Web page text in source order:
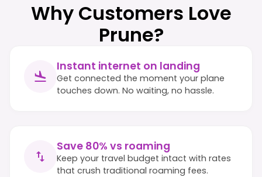
Why Customers Love
Prune?
Instant internet on landing
Get connected the moment your plane
touches down. No waiting, no hassle.
Save 80% vs roaming
Keep your travel budget intact with rates
that crush traditional roaming fees.